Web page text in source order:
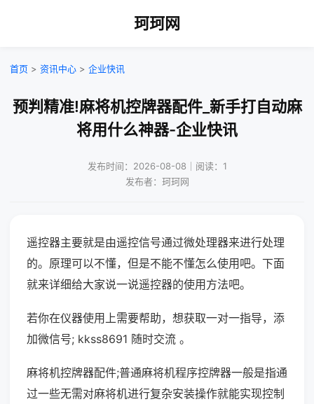
珂珂网
首页 > 资讯中心 > 企业快讯
预判精准!麻将机控牌器配件_新手打自动麻
将用什么神器-企业快讯
发布时间：2026-08-08｜阅读：1
发布者：珂珂网
遥控器主要就是由遥控信号通过微处理器来进行处理
的。原理可以不懂，但是不能不懂怎么使用吧。下面
就来详细给大家说一说遥控器的使用方法吧。
若你在仪器使用上需要帮助，想获取一对一指导，添
加微信号; kkss8691 随时交流 。
麻将机控牌器配件;普通麻将机程序控牌器一般是指通
过一些无需对麻将机进行复杂安装操作就能实现控制